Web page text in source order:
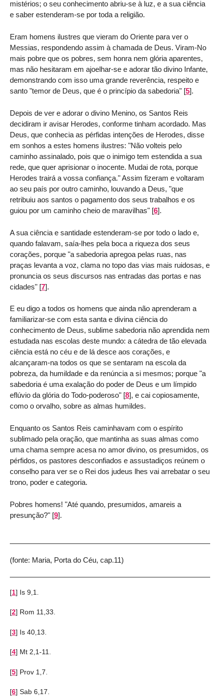
mistérios; o seu conhecimento abriu-se à luz, e a sua ciência
e saber estenderam-se por toda a religião.
Eram homens ilustres que vieram do Oriente para ver o
Messias, respondendo assim à chamada de Deus. Viram-No
mais pobre que os pobres, sem honra nem glória aparentes,
mas não hesitaram em ajoelhar-se e adorar tão divino Infante,
demonstrando com isso uma grande reverência, respeito e
santo "temor de Deus, que é o princípio da sabedoria" [5].
Depois de ver e adorar o divino Menino, os Santos Reis
decidiram ir avisar Herodes, conforme tinham acordado. Mas
Deus, que conhecia as pérfidas intenções de Herodes, disse
em sonhos a estes homens ilustres: "Não volteis pelo
caminho assinalado, pois que o inimigo tem estendida a sua
rede, que quer aprisionar o inocente. Mudai de rota, porque
Herodes trairá a vossa confiança." Assim fizeram e voltaram
ao seu país por outro caminho, louvando a Deus, "que
retribuiu aos santos o pagamento dos seus trabalhos e os
guiou por um caminho cheio de maravilhas" [6].
A sua ciência e santidade estenderam-se por todo o lado e,
quando falavam, saía-lhes pela boca a riqueza dos seus
corações, porque "a sabedoria apregoa pelas ruas, nas
praças levanta a voz, clama no topo das vias mais ruidosas, e
pronuncia os seus discursos nas entradas das portas e nas
cidades" [7].
E eu digo a todos os homens que ainda não aprenderam a
familiarizar-se com esta santa e divina ciência do
conhecimento de Deus, sublime sabedoria não aprendida nem
estudada nas escolas deste mundo: a cátedra de tão elevada
ciência está no céu e de lá desce aos corações, e
alcançaram-na todos os que se sentaram na escola da
pobreza, da humildade e da renúncia a si mesmos; porque "a
sabedoria é uma exalação do poder de Deus e um límpido
eflúvio da glória do Todo-poderoso" [8], e cai copiosamente,
como o orvalho, sobre as almas humildes.
Enquanto os Santos Reis caminhavam com o espírito
sublimado pela oração, que mantinha as suas almas como
uma chama sempre acesa no amor divino, os presumidos, os
pérfidos, os pastores desconfiados e assustadiços reúnem o
conselho para ver se o Rei dos judeus lhes vai arrebatar o seu
trono, poder e categoria.
Pobres homens! "Até quando, presumidos, amareis a
presunção?" [9].
(fonte: Maria, Porta do Céu, cap.11)
[1] Is 9,1.
[2] Rom 11,33.
[3] Is 40,13.
[4] Mt 2,1-11.
[5] Prov 1,7.
[6] Sab 6,17.